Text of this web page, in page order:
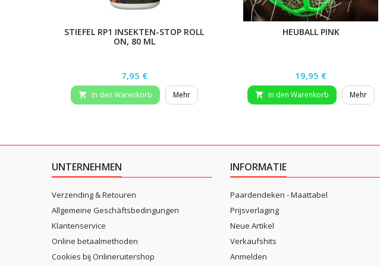
STIEFEL RP1 INSEKTEN-STOP ROLL
ON, 80 ML
Preis
7,95 €
 In den Warenkorb Mehr
HEUBALL PINK
Preis
19,95 €
 In den Warenkorb Mehr
UNTERNEHMEN
Verzending & Retouren
Allgemeine Geschäftsbedingungen
Klantenservice
Online betaalmethoden
Cookies bij Onlineruitershop
INFORMATIE
Paardendeken - Maattabel
Prijsverlaging
Neue Artikel
Verkaufshits
Anmelden